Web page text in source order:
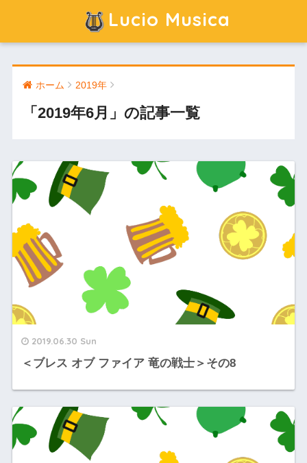
Lucio Musica
ホーム 2019年
「2019年6月」の記事一覧
2019.06.30 Sun
＜ブレス オブ ファイア 竜の戦士＞その8